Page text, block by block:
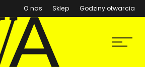
O nas Sklep (otwiera się w nowym
Godziny otwarcia
Menu